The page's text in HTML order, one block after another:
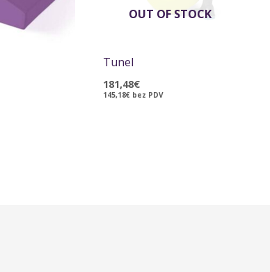
OUT OF STOCK
Tunel
181,48€
145,18€ bez PDV